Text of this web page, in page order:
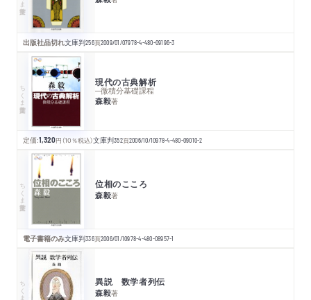
出版社品切れ文庫判256頁2009/01/07978-4-480-09196-3
ちくま学芸文庫 現代の古典解析
─微積分基礎課程
森毅著
定価:1,320円 （10％税込）文庫判352頁2006/10/10978-4-480-09010-2
ちくま学芸文庫 位相のこころ
森毅著
電子書籍のみ文庫判336頁2006/01/10978-4-480-08957-1
ちくま学芸文庫 異説 数学者列伝
森毅著